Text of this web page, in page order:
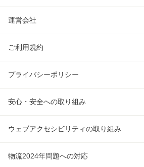
運営会社
ご利用規約
プライバシーポリシー
安心・安全への取り組み
ウェブアクセシビリティの取り組み
物流2024年問題への対応